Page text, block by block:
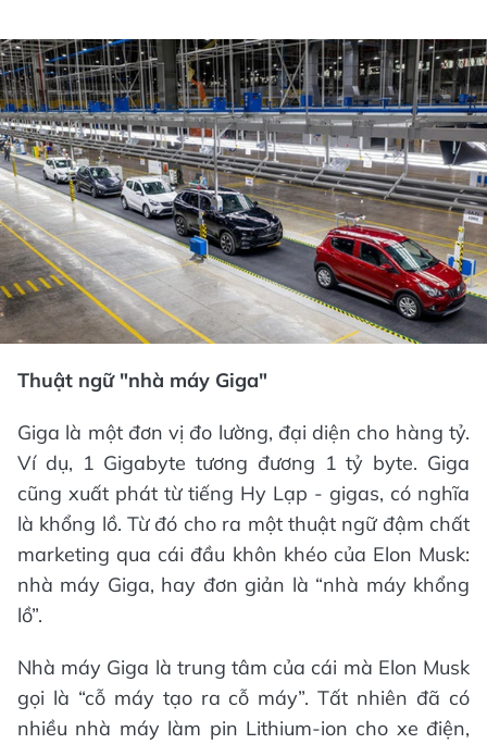
Thuật ngữ "nhà máy Giga"
Giga là một đơn vị đo lường, đại diện cho hàng tỷ.
Ví dụ, 1 Gigabyte tương đương 1 tỷ byte. Giga
cũng xuất phát từ tiếng Hy Lạp - gigas, có nghĩa
là khổng lồ. Từ đó cho ra một thuật ngữ đậm chất
marketing qua cái đầu khôn khéo của Elon Musk:
nhà máy Giga, hay đơn giản là “nhà máy khổng
lồ”.
Nhà máy Giga là trung tâm của cái mà Elon Musk
gọi là “cỗ máy tạo ra cỗ máy”. Tất nhiên đã có
nhiều nhà máy làm pin Lithium-ion cho xe điện,